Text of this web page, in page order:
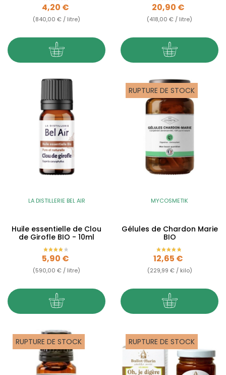
Prix
4,20 €
(840,00 € / litre)
Prix
20,90 €
(418,00 € / litre)
LA DISTILLERIE BEL AIR
Huile essentielle de Clou
de Girofle BIO - 10ml
Prix
5,90 €
(590,00 € / litre)
RUPTURE DE STOCK
MYCOSMETIK
Gélules de Chardon Marie
BIO
Prix
12,65 €
(229,99 € / kilo)
RUPTURE DE STOCK RUPTURE DE STOCK